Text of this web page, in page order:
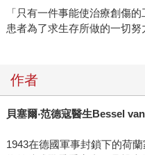
「只有一件事能使治療創傷
患者為了求生存所做的一切努
作者
貝塞爾‧范德寇醫生Bessel
1943在德國軍事封鎖下的荷